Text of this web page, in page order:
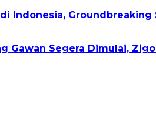
Indonesia,
Gawan Segera Dimulai,